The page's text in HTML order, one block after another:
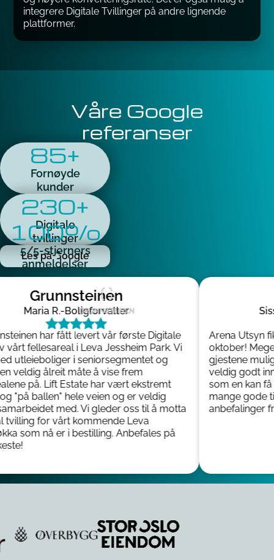
integrere Digitale Tvillinger på andre lignende
plattformer.
Våre Google
referanser
85+
Fornøyde
kunder
230+
Digitale
tvillinger
100%
5/5-stjerners
anmeldelser
Les på Google
Grunnsteinen
Maria R.-Boligforvalter
har fått levert vår første Digitale
fellesareal i Leva Jessheim Park. Vi
i seniorsegmentet og
ålreit måte å vise frem
på. Lift Estate har vært ekstremt
ballen" hele veien og er veldig
med. Vi gleder oss til å motta
for vårt kommende Leva
som nå er i bestilling. Anbefales på
Arena Utsyn fikk
oktober! Meget
gjestene
veldig godt
som en kan få
mange gode
anbefalinger fra